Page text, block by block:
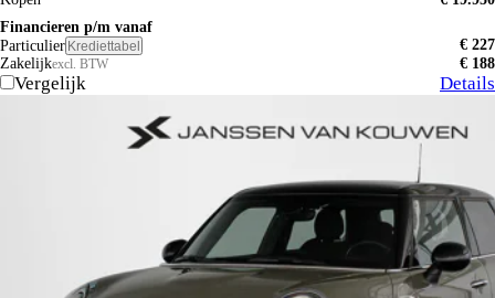
Financieren p/m vanaf
Particulier Krediettabel
€ 227
Zakelijkexcl. BTW € 188
Vergelijk Details